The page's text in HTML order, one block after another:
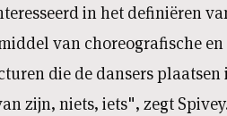
in het definiëren
van choreografische en
die de dansers plaatsen
zijn, niets, iets", zegt